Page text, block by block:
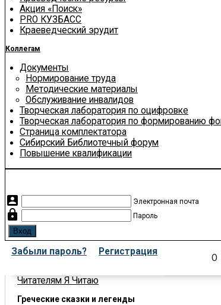
Акция «Поиск»
PRO КУЗБАСС
Краеведческий эрудит
Коллегам
Документы
Нормирование труда
Методические материалы
Обслуживание инвалидов
Творческая лаборатория по оцифровке
Творческая лаборатория по формированию
Страница комплектатора
Сибирский Библиотечный форум
Повышение квалификации
account_box Электронная почта
lock Пароль
Забыли пароль? Регистрация
О
ЧитателямЯ Читаю
Греческие сказки и легенды